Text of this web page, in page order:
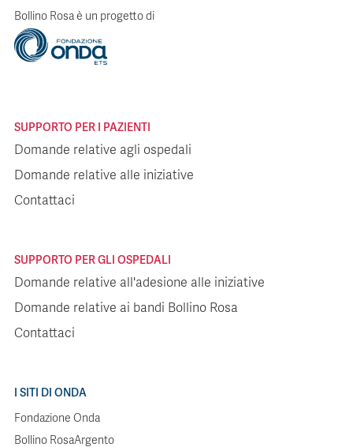
Bollino Rosa è un progetto di
SUPPORTO PER I PAZIENTI
Domande relative agli ospedali
Domande relative alle iniziative
Contattaci
SUPPORTO PER GLI OSPEDALI
Domande relative all'adesione alle iniziative
Domande relative ai bandi Bollino Rosa
Contattaci
I SITI DI ONDA
Fondazione Onda
Bollino RosaArgento